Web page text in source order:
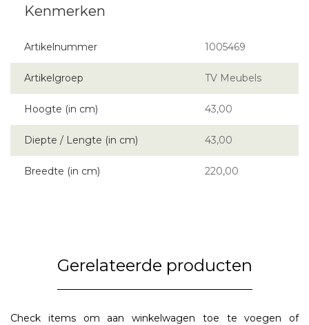
Artikelnummer 1005469
Artikelgroep TV Meubels
Hoogte (in cm) 43,00
Diepte / Lengte (in cm) 43,00
Breedte (in cm) 220,00
Gerelateerde producten
Check items om aan winkelwagen toe te voegen of